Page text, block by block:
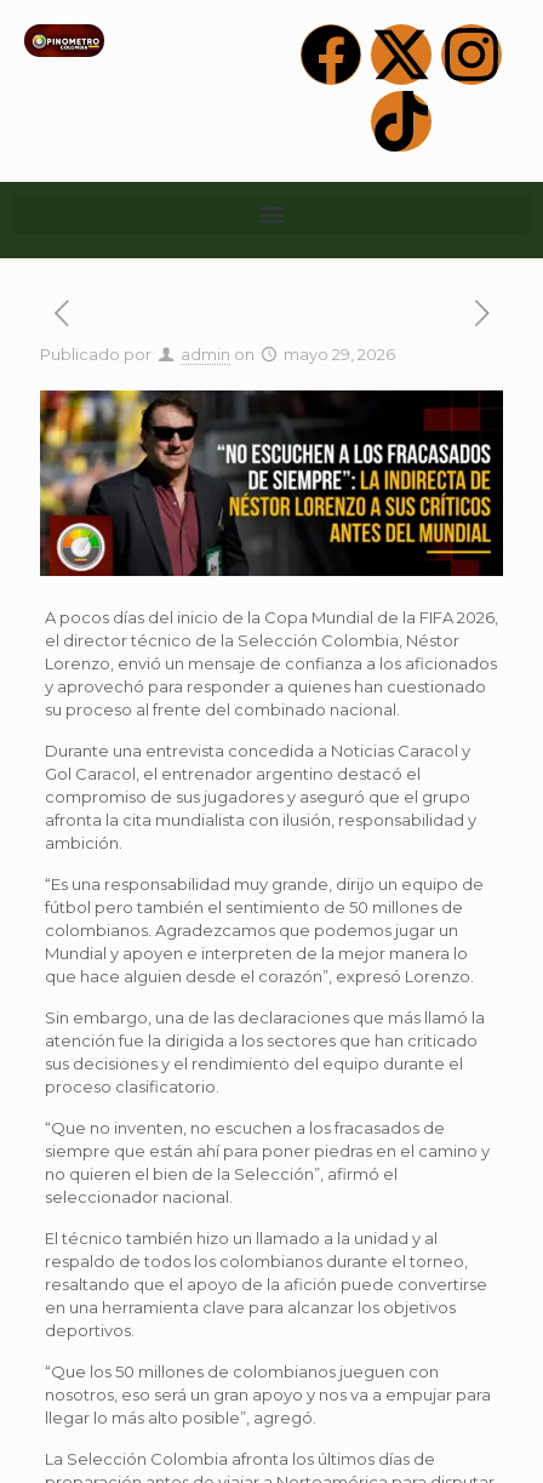
Publicado por admin on mayo 29, 2026
A pocos días del inicio de la Copa Mundial de la FIFA 2026,
el director técnico de la Selección Colombia, Néstor
Lorenzo, envió un mensaje de confianza a los aficionados
y aprovechó para responder a quienes han cuestionado
su proceso al frente del combinado nacional.
Durante una entrevista concedida a Noticias Caracol y
Gol Caracol, el entrenador argentino destacó el
compromiso de sus jugadores y aseguró que el grupo
afronta la cita mundialista con ilusión, responsabilidad y
ambición.
“Es una responsabilidad muy grande, dirijo un equipo de
fútbol pero también el sentimiento de 50 millones de
colombianos. Agradezcamos que podemos jugar un
Mundial y apoyen e interpreten de la mejor manera lo
que hace alguien desde el corazón”, expresó Lorenzo.
Sin embargo, una de las declaraciones que más llamó la
atención fue la dirigida a los sectores que han criticado
sus decisiones y el rendimiento del equipo durante el
proceso clasificatorio.
“Que no inventen, no escuchen a los fracasados de
siempre que están ahí para poner piedras en el camino y
no quieren el bien de la Selección”, afirmó el
seleccionador nacional.
El técnico también hizo un llamado a la unidad y al
respaldo de todos los colombianos durante el torneo,
resaltando que el apoyo de la afición puede convertirse
en una herramienta clave para alcanzar los objetivos
deportivos.
“Que los 50 millones de colombianos jueguen con
nosotros, eso será un gran apoyo y nos va a empujar para
llegar lo más alto posible”, agregó.
La Selección Colombia afronta los últimos días de